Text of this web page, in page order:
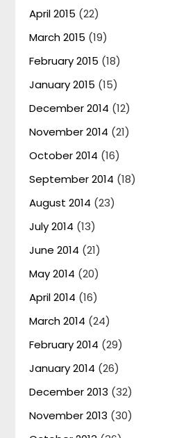
April 2015 (22)
March 2015 (19)
February 2015 (18)
January 2015 (15)
December 2014 (12)
November 2014 (21)
October 2014 (16)
September 2014 (18)
August 2014 (23)
July 2014 (13)
June 2014 (21)
May 2014 (20)
April 2014 (16)
March 2014 (24)
February 2014 (29)
January 2014 (26)
December 2013 (32)
November 2013 (30)